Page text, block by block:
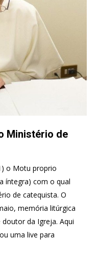
Ministério de
o Motu proprio
íntegra) com o qual
de catequista. O
memória litúrgica
doutor da Igreja. Aqui
uma live para